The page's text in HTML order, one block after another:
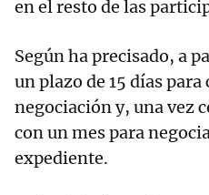
en el resto de las
Según ha precisado, a
un plazo de 15 días
negociación y, una vez
con un mes para
expediente.